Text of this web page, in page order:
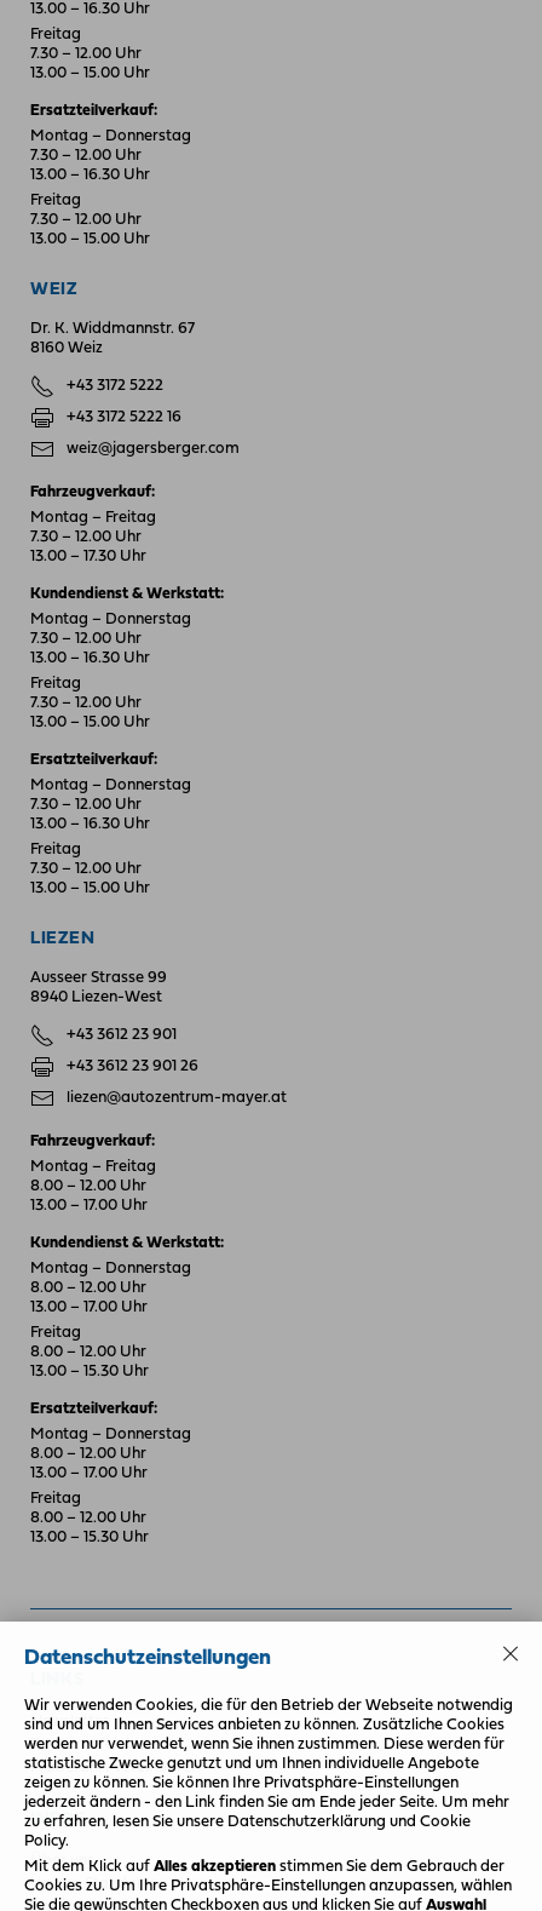
13.00 – 16.30 Uhr
Freitag
7.30 – 12.00 Uhr
13.00 – 15.00 Uhr
Ersatzteilverkauf:
Montag – Donnerstag
7.30 – 12.00 Uhr
13.00 – 16.30 Uhr
Freitag
7.30 – 12.00 Uhr
13.00 – 15.00 Uhr
WEIZ
Dr. K. Widdmannstr. 67
8160 Weiz
+43 3172 5222
+43 3172 5222 16
weiz@jagersberger.com
Fahrzeugverkauf:
Montag – Freitag
7.30 – 12.00 Uhr
13.00 – 17.30 Uhr
Kundendienst & Werkstatt:
Montag – Donnerstag
7.30 – 12.00 Uhr
13.00 – 16.30 Uhr
Freitag
7.30 – 12.00 Uhr
13.00 – 15.00 Uhr
Ersatzteilverkauf:
Montag – Donnerstag
7.30 – 12.00 Uhr
13.00 – 16.30 Uhr
Freitag
7.30 – 12.00 Uhr
13.00 – 15.00 Uhr
LIEZEN
Ausseer Strasse 99
8940 Liezen-West
+43 3612 23 901
+43 3612 23 901 26
liezen@autozentrum-mayer.at
Fahrzeugverkauf:
Montag – Freitag
8.00 – 12.00 Uhr
13.00 – 17.00 Uhr
Kundendienst & Werkstatt:
Montag – Donnerstag
8.00 – 12.00 Uhr
13.00 – 17.00 Uhr
Freitag
8.00 – 12.00 Uhr
13.00 – 15.30 Uhr
Ersatzteilverkauf:
Montag – Donnerstag
8.00 – 12.00 Uhr
13.00 – 17.00 Uhr
Freitag
8.00 – 12.00 Uhr
13.00 – 15.30 Uhr
Newsletter
Termin vereinbaren
Probefahrt vereinbaren
INFOS
Über uns
Unsere Standorte
Ansprechpartner
Datenschutzeinstellungen
Wir verwenden Cookies, die für den Betrieb der Webseite notwendig
sind und um Ihnen Services anbieten zu können. Zusätzliche Cookies
werden nur verwendet, wenn Sie ihnen zustimmen. Diese werden für
statistische Zwecke genutzt und um Ihnen individuelle Angebote
zeigen zu können. Sie können Ihre Privatsphäre-Einstellungen
jederzeit ändern - den Link finden Sie am Ende jeder Seite. Um mehr
zu erfahren, lesen Sie unsere Datenschutzerklärung und Cookie
Policy.
Mit dem Klick auf Alles akzeptieren stimmen Sie dem Gebrauch der
Cookies zu. Um Ihre Privatsphäre-Einstellungen anzupassen, wählen
Sie die gewünschten Checkboxen aus und klicken Sie auf Auswahl